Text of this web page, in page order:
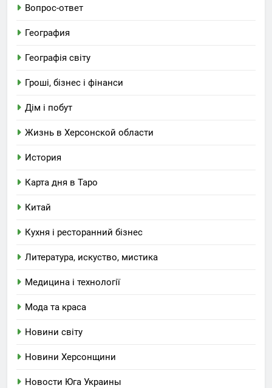
Вопрос-ответ
География
Географія світу
Гроші, бізнес і фінанси
Дім і побут
Жизнь в Херсонской области
История
Карта дня в Таро
Китай
Кухня і ресторанний бізнес
Литература, искуство, мистика
Медицина і технології
Мода та краса
Новини світу
Новини Херсонщини
Новости Юга Украины